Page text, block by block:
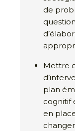
de
Mettre
plan
cognitif
en